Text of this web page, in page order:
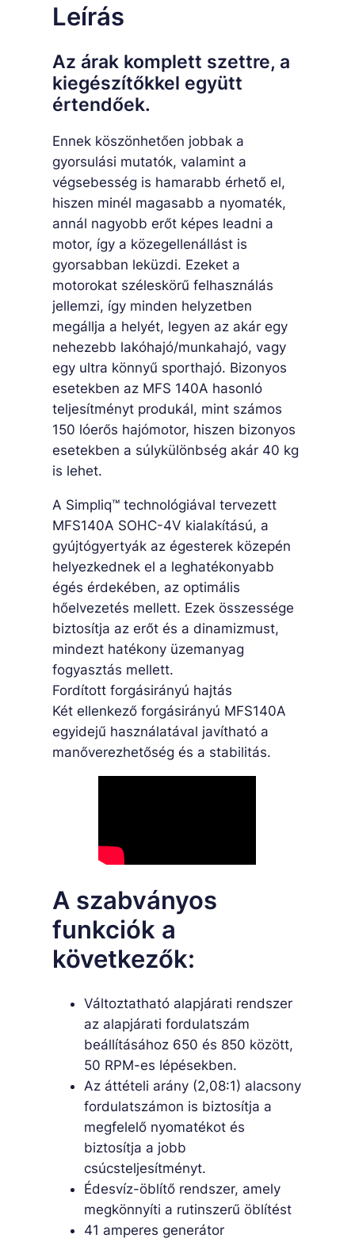
e
n
y
i
é
g
Leírás
Az árak komplett szettre, a
kiegészítőkkel együtt
értendőek.
Ennek köszönhetően jobbak a
gyorsulási mutatók, valamint a
végsebesség is hamarabb érhető el,
hiszen minél magasabb a nyomaték,
annál nagyobb erőt képes leadni a
motor, így a közegellenállást is
gyorsabban leküzdi. Ezeket a
motorokat széleskörű felhasználás
jellemzi, így minden helyzetben
megállja a helyét, legyen az akár egy
nehezebb lakóhajó/munkahajó, vagy
egy ultra könnyű sporthajó. Bizonyos
esetekben az MFS 140A hasonló
teljesítményt produkál, mint számos
150 lóerős hajómotor, hiszen bizonyos
esetekben a súlykülönbség akár 40 kg
is lehet.
A Simpliq™ technológiával tervezett
MFS140A SOHC-4V kialakítású, a
gyújtógyertyák az égesterek közepén
helyezkednek el a leghatékonyabb
égés érdekében, az optimális
hőelvezetés mellett. Ezek összessége
biztosítja az erőt és a dinamizmust,
mindezt hatékony üzemanyag
fogyasztás mellett.
Fordított forgásirányú hajtás
Két ellenkező forgásirányú MFS140A
egyidejű használatával javítható a
manőverezhetőség és a stabilitás.
A szabványos
funkciók a
következők:
Változtatható alapjárati rendszer
az alapjárati fordulatszám
beállításához 650 és 850 között,
50 RPM-es lépésekben.
Az áttételi arány (2,08:1) alacsony
fordulatszámon is biztosítja a
megfelelő nyomatékot és
biztosítja a jobb
csúcsteljesítményt.
Édesvíz-öblítő rendszer, amely
megkönnyíti a rutinszerű öblítést
41 amperes generátor